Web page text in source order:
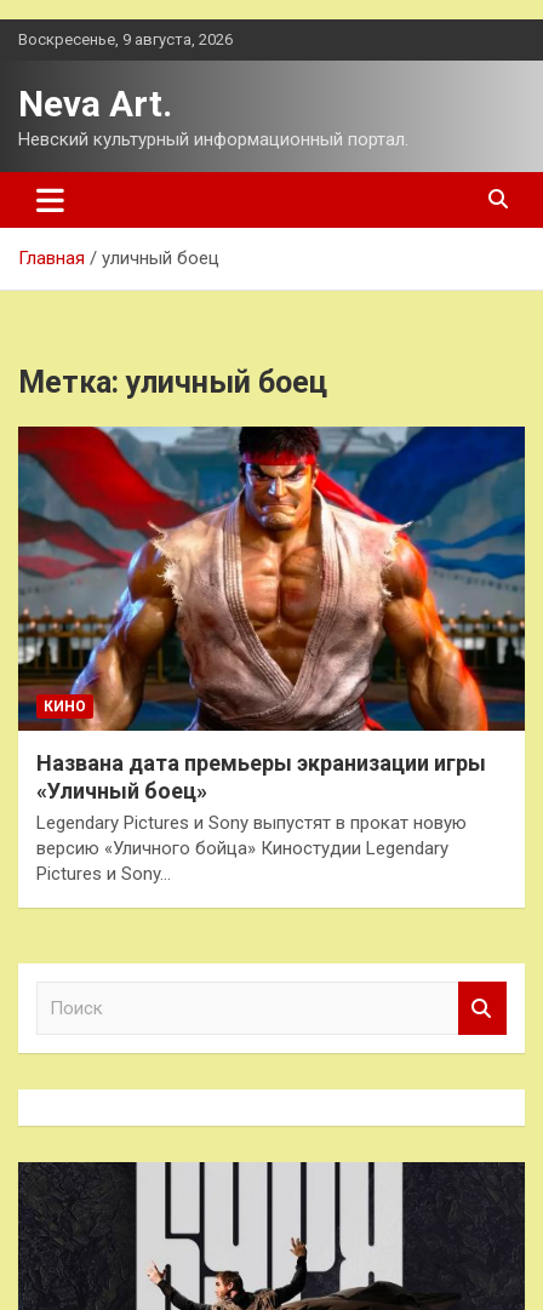
Перейти
Воскресенье, 9 августа, 2026
Neva Art.
Невский культурный информационный портал.
Главная уличный боец
Метка:уличный боец
КИНО
Названа дата премьеры экранизации игры
«Уличный боец»
Legendary Pictures и Sony выпустят в прокат новую
версию «Уличного бойца» Киностудии Legendary
Pictures и Sony…
к